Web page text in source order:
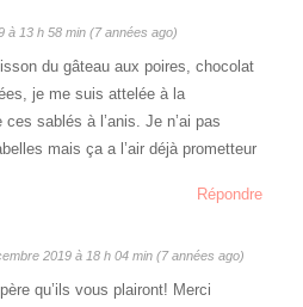
à 13 h 58 min (7 années ago)
du gâteau aux poires, chocolat
je me suis attelée à la
ces sablés à l’anis. Je n’ai pas
mais ça a l’air déjà prometteur
Répondre
2019 à 18 h 04 min (7 années ago)
qu’ils vous plairont! Merci